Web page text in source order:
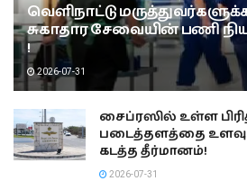
வெளிநாட்டு
சுகாதார சேவையின் பணி
!
2026-07-31
சைப்ரஸில் உள்ள
படைத்தளத்தை உளவு
கடத்த தீர்மானம்!
2026-07-31